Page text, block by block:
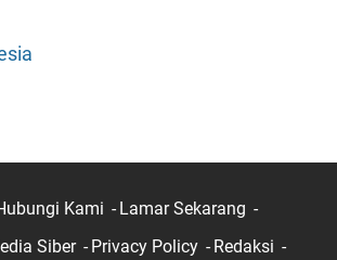
Kami
Lamar Sekarang
Siber
Privacy Policy Redaksi